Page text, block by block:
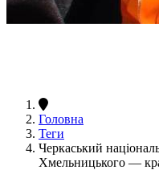
Головна
Теги
Черкаський
Хмельницького —